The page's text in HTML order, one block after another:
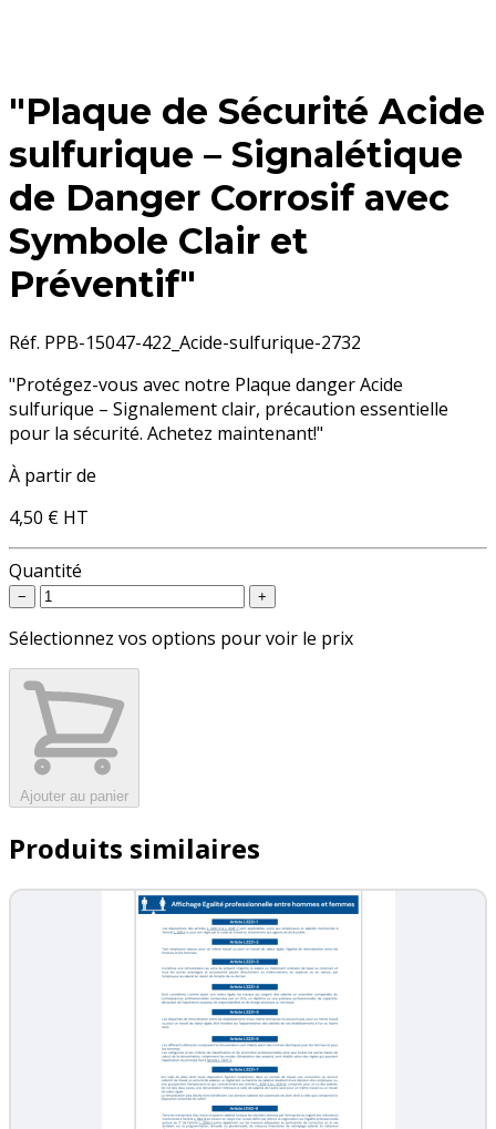
"Plaque de Sécurité Acide
sulfurique – Signalétique
de Danger Corrosif avec
Symbole Clair et
Préventif"
Réf. PPB-15047-422_Acide-sulfurique-2732
"Protégez-vous avec notre Plaque danger Acide
sulfurique – Signalement clair, précaution essentielle
pour la sécurité. Achetez maintenant!"
À partir de
4,50 € HT
Quantité
− +
Sélectionnez vos options pour voir le prix
Ajouter au panier
Produits similaires